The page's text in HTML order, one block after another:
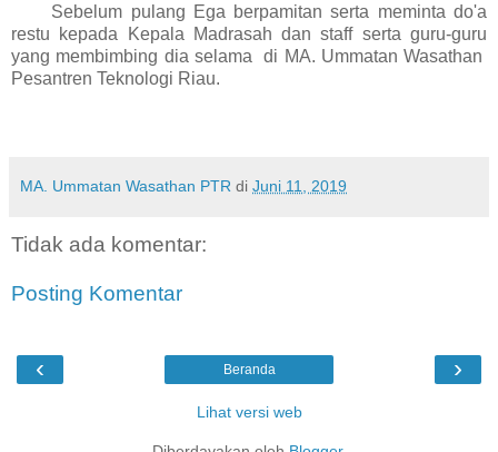
Sebelum pulang Ega berpamitan serta meminta do'a
restu kepada Kepala Madrasah dan staff serta guru-guru
yang membimbing dia selama di MA. Ummatan Wasathan
Pesantren Teknologi Riau.
MA. Ummatan Wasathan PTR di Juni 11, 2019
Tidak ada komentar:
Posting Komentar
‹ ›
Beranda
Lihat versi web